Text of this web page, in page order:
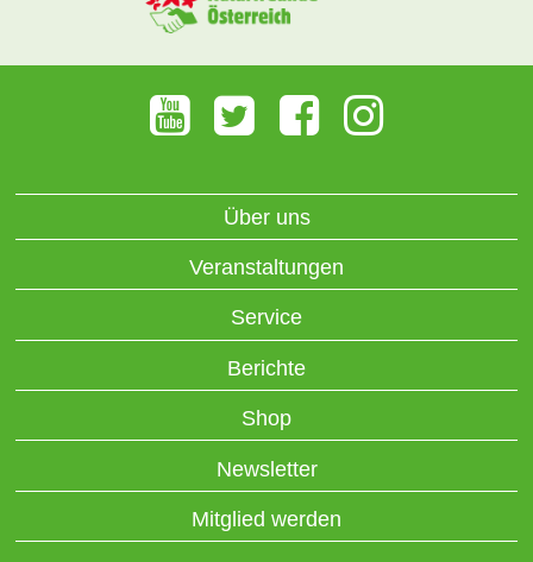
Über uns
Veranstaltungen
Service
Berichte
Shop
Newsletter
Mitglied werden